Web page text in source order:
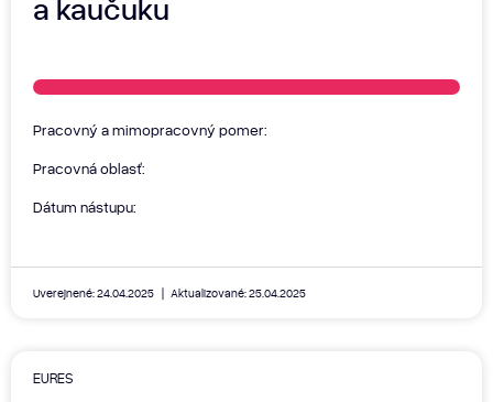
a kaučuku
Pracovný a mimopracovný pomer:
Pracovná oblasť:
Dátum nástupu:
Uverejnené: 24.04.2025 Aktualizované: 25.04.2025
EURES